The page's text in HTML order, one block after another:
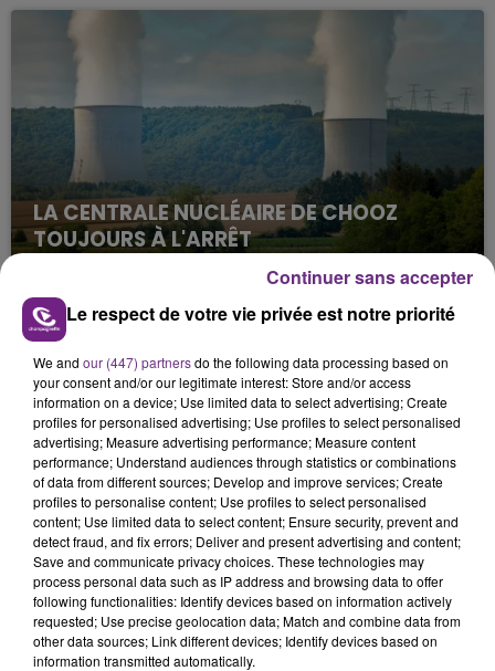
LA CENTRALE NUCLÉAIRE DE CHOOZ
TOUJOURS À L'ARRÊT
Cela fait déjà une semaine que la centrale
nucléaire ardennaise est à l'arrêt. Une situation
justifiée par la sécheresse intense qui est toujours
présente.
LE MAGASIN JOUÉCLUB DE REIMS FERME
SES PORTES
C'était l'une des institutions du centre-ville
rémois. Le magasin JouéClub est contraint de
fermer ses portes.
TITRES DIFFUSÉS
Le respect de votre vie privée est notre priorité
We and our (447) partnersdo the following data processing based on
your consent and/or our legitimate interest: Store and/or access
information on a device; Use limited data to select advertising; Create
profiles for personalised advertising; Use profiles to select personalised
advertising; Measure advertising performance; Measure content
performance; Understand audiences through statistics or combinations
of data from different sources; Develop and improve services; Create
profiles to personalise content; Use profiles to select personalised
content; Use limited data to select content; Ensure security, prevent and
detect fraud, and fix errors; Deliver and present advertising and content;
Save and communicate privacy choices. These technologies may
process personal data such as IP address and browsing data to offer
following functionalities: Identify devices based on information actively
requested; Use precise geolocation data; Match and combine data from
other data sources; Link different devices; Identify devices based on
information transmitted automatically.
Continuer sans accepter